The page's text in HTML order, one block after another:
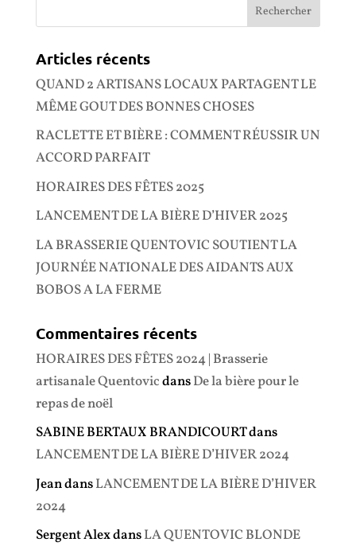
Articles récents
QUAND 2 ARTISANS LOCAUX PARTAGENT LE
MÊME GOUT DES BONNES CHOSES
RACLETTE ET BIÈRE : COMMENT RÉUSSIR UN
ACCORD PARFAIT
HORAIRES DES FÊTES 2025
LANCEMENT DE LA BIÈRE D’HIVER 2025
LA BRASSERIE QUENTOVIC SOUTIENT LA
JOURNÉE NATIONALE DES AIDANTS AUX
BOBOS A LA FERME
Commentaires récents
HORAIRES DES FÊTES 2024 | Brasserie
artisanale QuentovicdansDe la bière pour le
repas de noël
SABINE BERTAUX BRANDICOURTdans
LANCEMENT DE LA BIÈRE D’HIVER 2024
JeandansLANCEMENT DE LA BIÈRE D’HIVER
2024
Sergent AlexdansLA QUENTOVIC BLONDE